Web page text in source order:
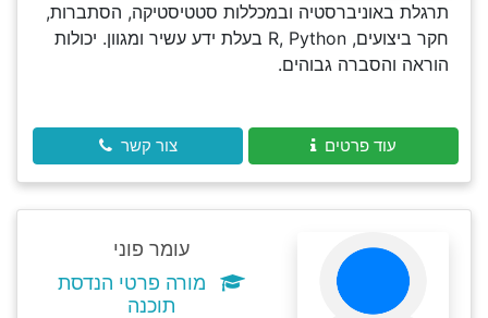
תרגלת באוניברסטיה ובמכללות סטטיסטיקה, הסתברות,
חקר ביצועים, R, Python בעלת ידע עשיר ומגוון. יכולות
הוראה והסברה גבוהים.
עוד פרטים צור קשר
עומר פוני
מורה פרטי הנדסת
תוכנה